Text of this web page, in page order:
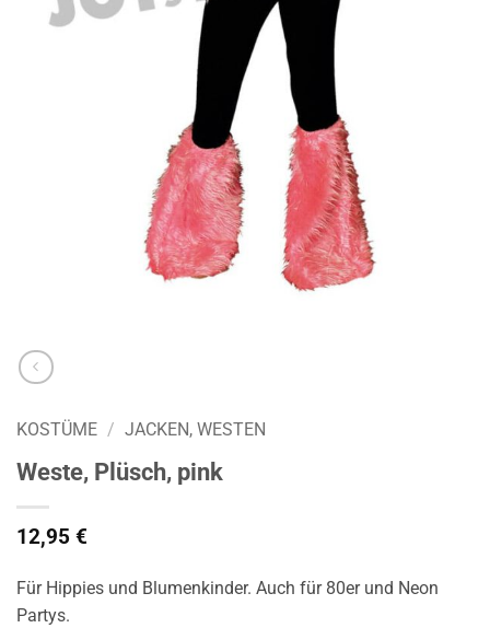
KOSTÜME / JACKEN, WESTEN
Weste, Plüsch, pink
12,95 €
Für Hippies und Blumenkinder. Auch für 80er und Neon
Partys.